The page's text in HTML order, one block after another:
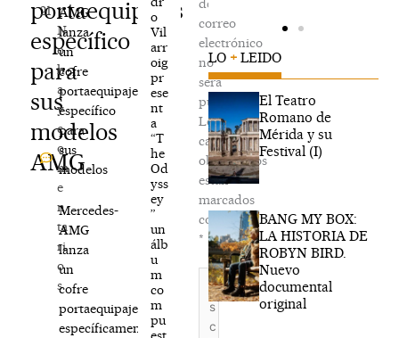
portaequipajes
específico
para
sus
modelos
AMG
21
N
o
h
a
y
c
o
m
e
n
ta
ri
o
s
AMG
lanza
un
cofre
portaequipajes
específico
para
sus
modelos
Mercedes-
AMG
lanza
un
cofre
portaequipajes
específicamente
o
Vil
arr
oig
pr
ese
nt
a
“T
he
Od
yss
ey
”
un
álb
u
m
co
m
pu
est
de
correo
electrónico
no
será
publicada.
Los
campos
obligatorios
están
marcados
con
*
Escribe
aquí...
LO + LEIDO
El Teatro
Romano de
Mérida y su
Festival (I)
BANG MY BOX:
LA HISTORIA DE
ROBYN BIRD.
Nuevo
documental
original